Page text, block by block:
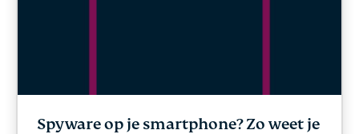
Spyware op je smartphone? Zo weet je